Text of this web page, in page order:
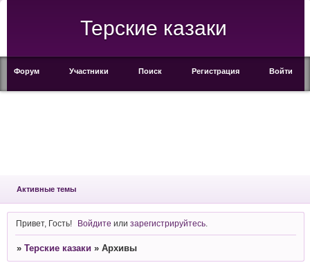
Терские казаки
Форум Участники Поиск Регистрация Войти
Активные темы
Привет, Гость! Войдите илизарегистрируйтесь
» Терские казаки » Архивы